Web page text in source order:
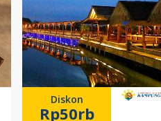
Diskon
Rp50rb